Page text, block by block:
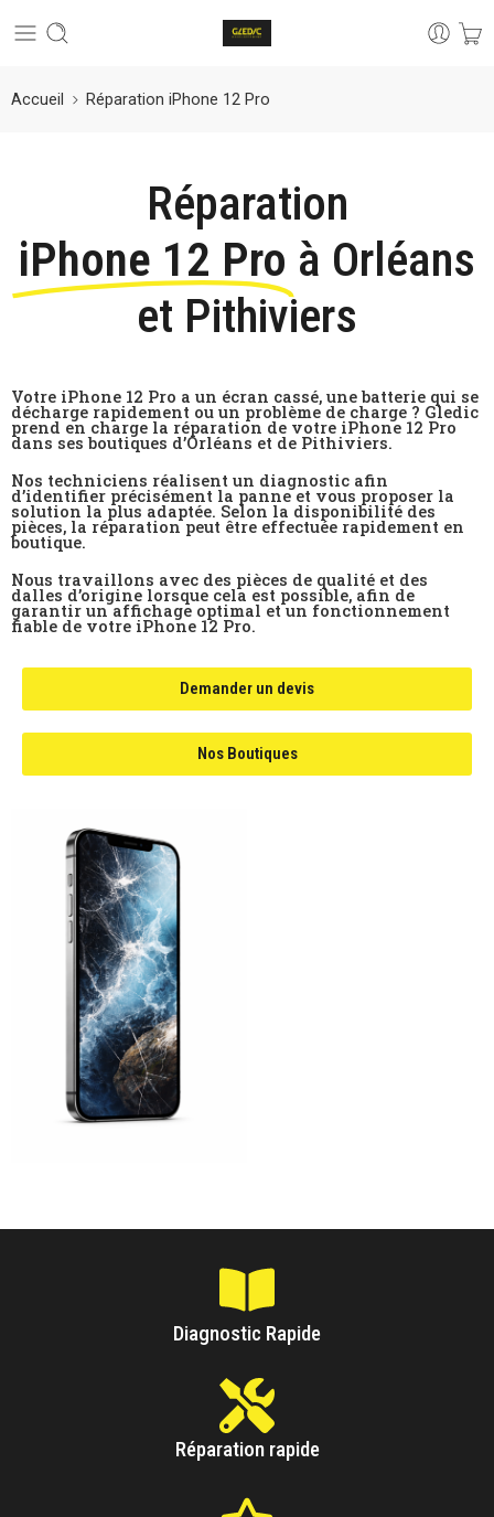
Accueil Réparation iPhone 12 Pro
Réparation
iPhone 12 Pro à Orléans
et Pithiviers
Votre iPhone 12 Pro a un écran cassé, une batterie qui se
décharge rapidement ou un problème de charge ? Gledic
prend en charge la réparation de votre iPhone 12 Pro
dans ses boutiques d’Orléans et de Pithiviers.
Nos techniciens réalisent un diagnostic afin
d’identifier précisément la panne et vous proposer la
solution la plus adaptée. Selon la disponibilité des
pièces, la réparation peut être effectuée rapidement en
boutique.
Nous travaillons avec des pièces de qualité et des
dalles d’origine lorsque cela est possible, afin de
garantir un affichage optimal et un fonctionnement
fiable de votre iPhone 12 Pro.
Demander un devis
Nos Boutiques
Diagnostic Rapide
Réparation rapide